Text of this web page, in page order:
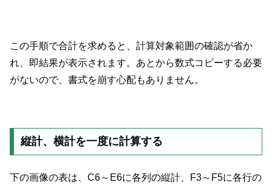
この手順で合計を求めると、計算対象範囲の確認が省か
れ、即結果が表示されます。あとから数式コピーする必要
がないので、書式を崩す心配もありません。
縦計、横計を一度に計算する
下の画像の表は、C6～E6に各列の縦計、F3～F5に各行の